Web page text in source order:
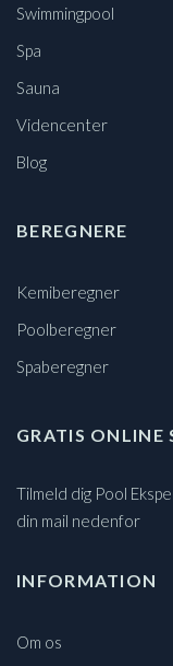
Swimmingpool
Spa
Sauna
Videncenter
Blog
BEREGNERE
Kemiberegner
Poolberegner
Spaberegner
GRATIS ONLINE
Tilmeld dig Pool
din mail nedenfor
INFORMATION
Om os